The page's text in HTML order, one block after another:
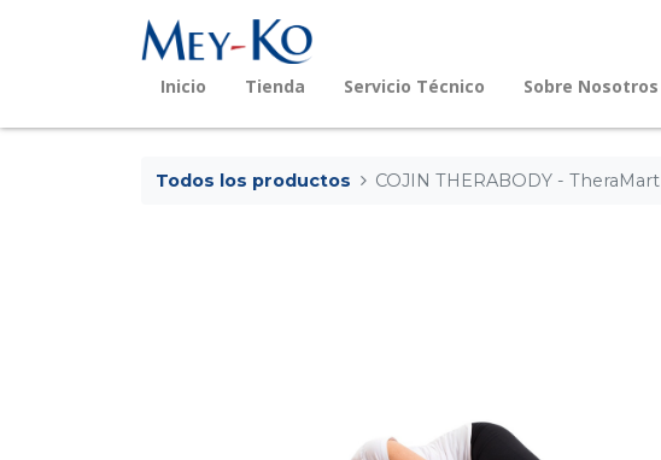
Inicio Tienda Servicio Técnico Sobre Nosotros
Todos los productos COJIN THERABODY - TheraMart